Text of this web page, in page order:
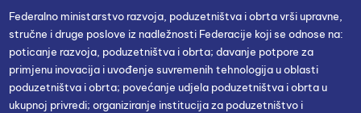
Federalno ministarstvo razvoja, poduzetništva i obrta vrši upravne,
stručne i druge poslove iz nadležnosti Federacije koji se odnose na:
poticanje razvoja, poduzetništva i obrta; davanje potpore za
primjenu inovacija i uvođenje suvremenih tehnologija u oblasti
poduzetništva i obrta; povećanje udjela poduzetništva i obrta u
ukupnoj privredi; organiziranje institucija za poduzetništvo i